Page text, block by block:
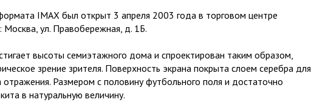
IMAX был открыт 3 апреля 2003 года в торговом центре
ул. Правобережная, д. 1Б.
высоты семиэтажного дома и спроектирован таким образом,
зрение зрителя. Поверхность экрана покрыта слоем серебра для
Размером с половину футбольного поля и достаточно
в натуральную величину.